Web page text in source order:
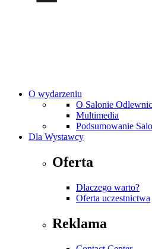
O wydarzeniu
O Salonie
Multimedia
Podsumowanie
Dla Wystawcy
Oferta
Dlaczego warto?
Oferta uczestnictwa
Reklama